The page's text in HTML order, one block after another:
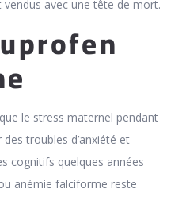
avec une tête de mort.
le stress maternel pendant
troubles d’anxiété et
cognitifs quelques années
anémie falciforme reste